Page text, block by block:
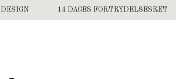
14 DAGES FORTRYDELSESRET